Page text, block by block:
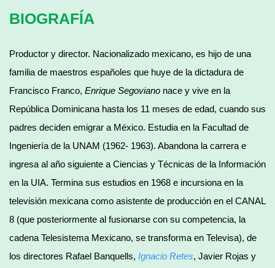
BIOGRAFÍA
Productor y director. Nacionalizado mexicano, es hijo de una
familia de maestros españoles que huye de la dictadura de
Francisco Franco, Enrique Segoviano nace y vive en la
República Dominicana hasta los 11 meses de edad, cuando sus
padres deciden emigrar a México. Estudia en la Facultad de
Ingeniería de la UNAM (1962- 1963). Abandona la carrera e
ingresa al año siguiente a Ciencias y Técnicas de la Información
en la UIA. Termina sus estudios en 1968 e incursiona en la
televisión mexicana como asistente de producción en el CANAL
8 (que posteriormente al fusionarse con su competencia, la
cadena Telesistema Mexicano, se transforma en Televisa), de
los directores Rafael Banquells, Ignacio Retes, Javier Rojas y